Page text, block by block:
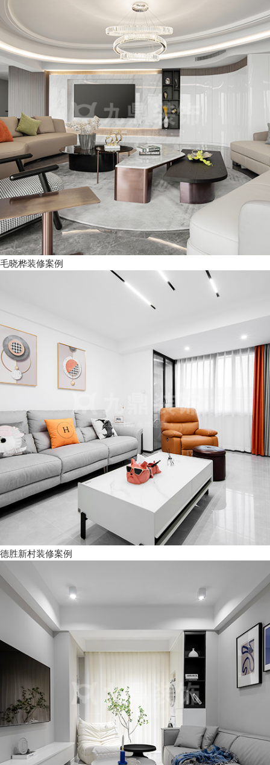
毛晓桦装修案例
德胜新村装修案例
欢迎来到本网站，请问有什么可以帮您？
现在咨询 稍后再说